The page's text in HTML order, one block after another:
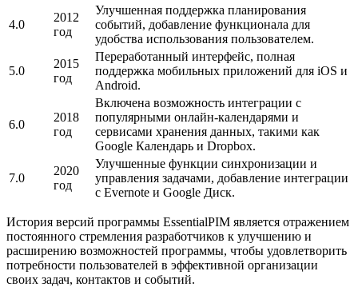
4.0
2012
год
Улучшенная поддержка планирования
событий, добавление функционала для
удобства использования пользователем.
5.0
2015
год
Переработанный интерфейс, полная
поддержка мобильных приложений для iOS и
Android.
6.0
2018
год
Включена возможность интеграции с
популярными онлайн-календарями и
сервисами хранения данных, такими как
Google Календарь и Dropbox.
7.0
2020
год
Улучшенные функции синхронизации и
управления задачами, добавление интеграции
с Evernote и Google Диск.
История версий программы EssentialPIM является отражением
постоянного стремления разработчиков к улучшению и
расширению возможностей программы, чтобы удовлетворить
потребности пользователей в эффективной организации
своих задач, контактов и событий.